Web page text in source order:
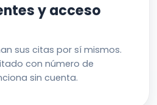
y acceso
sus citas por sí mismos.
con número de
sin cuenta.